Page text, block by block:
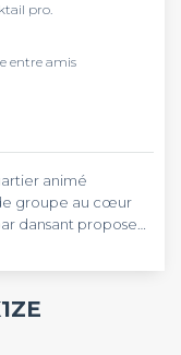
pro.
entre amis
animé
groupe au cœur
dansant propose
du jeudi au
burgers
anniversaires